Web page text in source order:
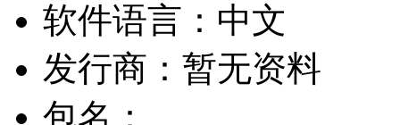
软件语言： 中文
发行商： 暂无资料
包名：